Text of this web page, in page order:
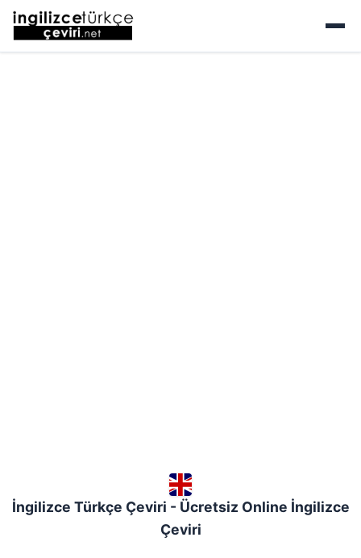
İngilizce Türkçe Çeviri - Ücretsiz Online İngilizce
Çeviri